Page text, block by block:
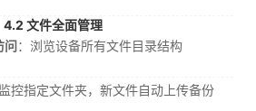
4.2 文件全面管理
问：浏览设备所有文件目录结构
控指定文件夹，新文件自动上传备份